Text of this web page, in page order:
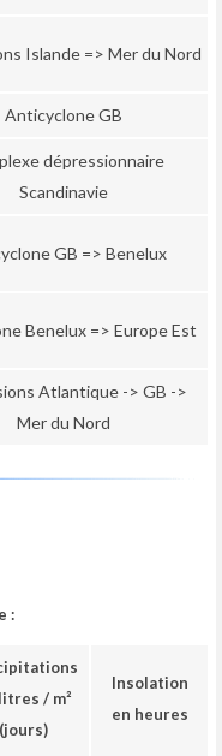
Islande => Mer du Nord
Anticyclone GB
dépressionnaire
Scandinavie
GB => Benelux
Benelux => Europe Est
Atlantique -> GB ->
Mer du Nord
:
/ m²
(jours)
Insolation
en heures